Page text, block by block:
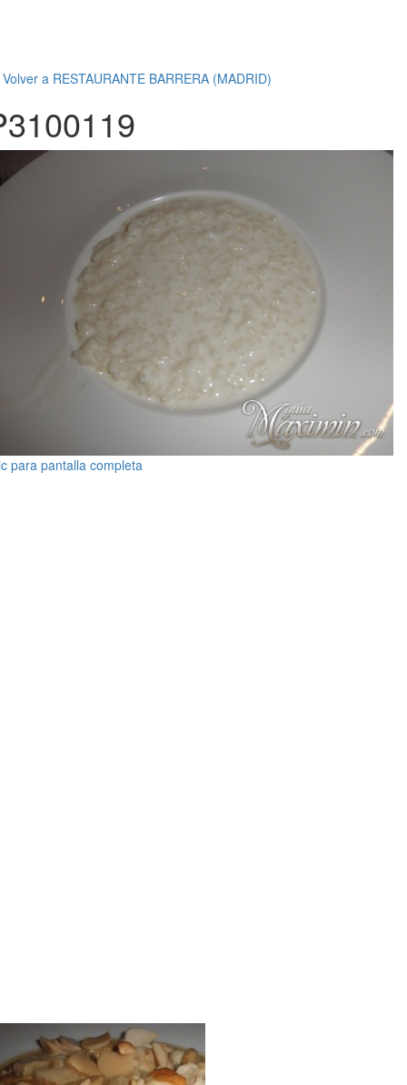
Volver a RESTAURANTE BARRERA (MADRID)
para pantalla completa